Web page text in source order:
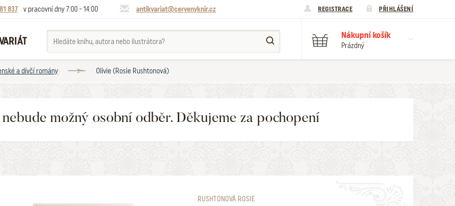
837 v pracovní dny 7:00 - 14:00 antikvariat@cervenyknir.cz REGISTRACE PŘIHLÁŠENÍ
Nákupní košík
Prázdný
a dívčí romány Olivie (Rosie Rushtonová)
možný osobní odběr. Děkujeme za pochopení
RUSHTONOVÁ ROSIE